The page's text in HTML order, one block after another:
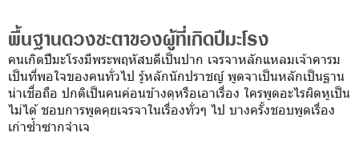
พื้นฐานดวงชะตาของผู้ที่เกิดปีมะโรง
คนเกิดปีมะโรงมีพระพฤหัสบดีเป็นปาก เจรจาหลักแหลมเจ้าคารม
เป็นที่พอใจของคนทั่วไป รู้หลักนักปราชญ์ พูดจาเป็นหลักเป็นฐาน
น่าเชื่อถือ ปกติเป็นคนค่อนข้างดุหรือเอาเรื่อง ใครพูดอะไรผิดหูเป็น
ไม่ได้ ชอบการพูดคุยเจรจาในเรื่องทั่วๆ ไป บางครั้งชอบพูดเรื่อง
เก่าซ้ำซากจำเจ